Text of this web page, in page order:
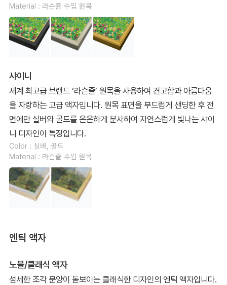
Material : 라슨쥴 수입 원목
샤이니
세계 최고급 브랜드 ‘라슨쥴’ 원목을 사용하여 견고함과 아름다움
을 자랑하는 고급 액자입니다. 원목 표면을 부드럽게 샌딩한 후 전
면에만 실버와 골드를 은은하게 분사하여 자연스럽게 빛나는 샤이
니 디자인이 특징입니다.
Color : 실버, 골드
Material : 라슨쥴 수입 원목
엔틱 액자
노블/클래식 액자
섬세한 조각 문양이 돋보이는 클래식한 디자인의 엔틱 액자입니다.